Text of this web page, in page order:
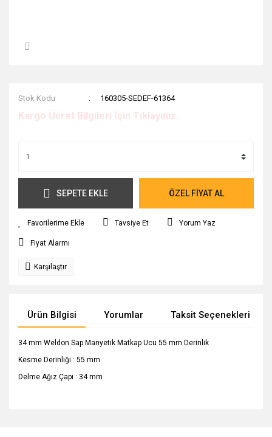
Stok Kodu 160305-SEDEF-61364
Kargo Ücret Bilgileri İçin Tıklayınız.
SEPETE EKLE ÖZEL FİYAT AL
Tavsiye Et Yorum Yaz
Fiyat Alarmı
Karşılaştır
Ürün Bilgisi Yorumlar Taksit Seçenekleri
34 mm Weldon Sap Manyetik Matkap Ucu 55 mm Derinlik
Kesme Derinliği : 55 mm
Delme Ağız Çapı : 34 mm